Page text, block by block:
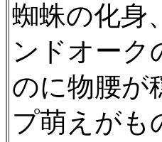
蜘蛛の化身
ンドオーク
のに物腰が
プ萌えがも